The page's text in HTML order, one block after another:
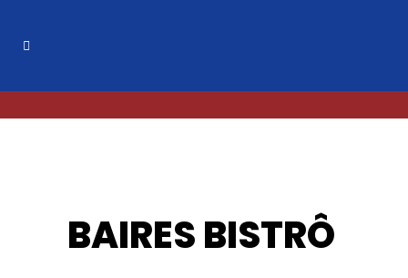
BAIRES BISTRÔ